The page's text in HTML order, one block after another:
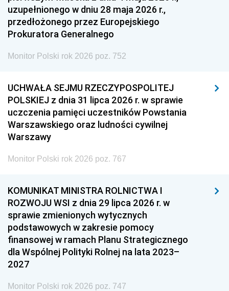
uzupełnionego w dniu 28 maja 2026 r.,
przedłożonego przez Europejskiego
Prokuratora Generalnego
Monitor Polski rok 2026 poz. 752
UCHWAŁA SEJMU RZECZYPOSPOLITEJ
POLSKIEJ z dnia 31 lipca 2026 r. w sprawie
uczczenia pamięci uczestników Powstania
Warszawskiego oraz ludności cywilnej
Warszawy
Monitor Polski rok 2026 poz. 767
KOMUNIKAT MINISTRA ROLNICTWA I
ROZWOJU WSI z dnia 29 lipca 2026 r. w
sprawie zmienionych wytycznych
podstawowych w zakresie pomocy
finansowej w ramach Planu Strategicznego
dla Wspólnej Polityki Rolnej na lata 2023–
2027
Monitor Polski rok 2026 poz. 747